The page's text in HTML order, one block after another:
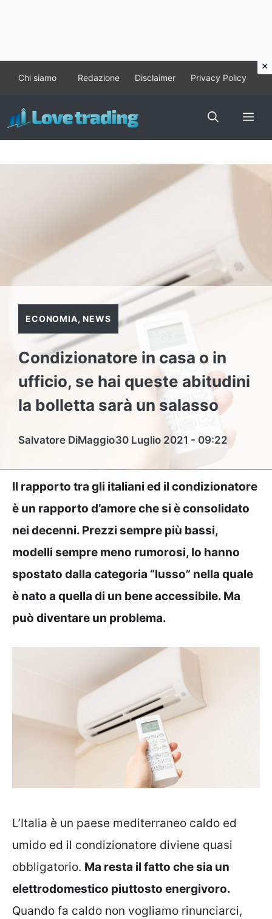
contenuto
Chi siamo Redazione Disclaimer Privacy Policy
ECONOMIA,NEWS
Condizionatore in casa o in
ufficio, se hai queste abitudini
la bolletta sarà un salasso
Salvatore DiMaggio30 Luglio 2021 - 09:22
Il rapporto tra gli italiani ed il condizionatore
è un rapporto d’amore che si è consolidato
nei decenni. Prezzi sempre più bassi,
modelli sempre meno rumorosi, lo hanno
spostato dalla categoria “lusso” nella quale
è nato a quella di un bene accessibile. Ma
può diventare un problema.
L’Italia è un paese mediterraneo caldo ed
umido ed il condizionatore diviene quasi
obbligatorio. Ma resta il fatto che sia un
elettrodomestico piuttosto energivoro.
Quando fa caldo non vogliamo rinunciarci,